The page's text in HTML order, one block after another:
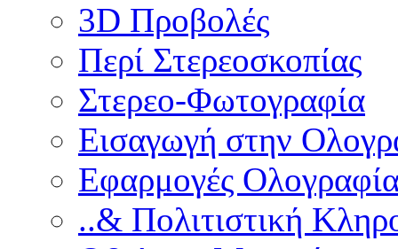
3D Προβολές
Περί Στερεοσκοπίας
Στερεο-Φωτογραφία
Εισαγωγή στην
Εφαρμογές
..& Πολιτιστική